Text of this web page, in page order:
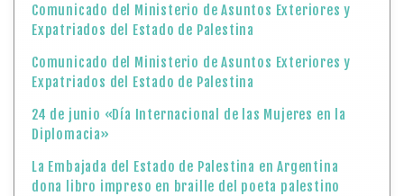
Comunicado del Ministerio de Asuntos Exteriores y
Expatriados del Estado de Palestina
Comunicado del Ministerio de Asuntos Exteriores y
Expatriados del Estado de Palestina
24 de junio «Día Internacional de las Mujeres en la
Diplomacia»
La Embajada del Estado de Palestina en Argentina
dona libro impreso en braille del poeta palestino